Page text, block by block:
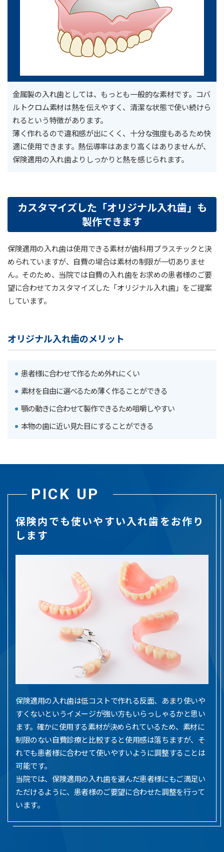
金属製の入れ歯としては、もっとも一般的な素材です。コバ
ルトクロム素材は熱を伝えやすく、清潔な状態で使い続けら
れるという特徴があります。
薄く作れるので違和感が出にくく、十分な強度もあるため快
適に使用できます。熱伝導率はあまり高くはありませんが、
保険適用の入れ歯よりしっかりと熱を感じられます。
カスタマイズした「オリジナル入れ歯」も
製作できます
保険適用の入れ歯は使用できる素材が歯科用プラスチックと決
められていますが、自費の場合は素材の制限が一切ありませ
ん。そのため、当院では自費の入れ歯をお求めの患者様のご要
望に合わせてカスタマイズした「オリジナル入れ歯」をご提案
しています。
オリジナル入れ歯のメリット
患者様に合わせて作るため外れにくい
素材を自由に選べるため薄く作ることができる
顎の動きに合わせて製作できるため咀嚼しやすい
本物の歯に近い見た目にすることができる
PICK UP
保険内でも使いやすい入れ歯をお作り
します
保険適用の入れ歯は低コストで作れる反面、あまり使いや
すくないというイメージが強い方もいらっしゃるかと思い
ます。確かに使用する素材が決められているため、素材に
制限のない自費診療と比較すると使用感は落ちますが、そ
れでも患者様に合わせて使いやすいように調整することは
可能です。
当院では、保険適用の入れ歯を選んだ患者様にもご満足い
ただけるように、患者様のご要望に合わせた調整を行って
います。